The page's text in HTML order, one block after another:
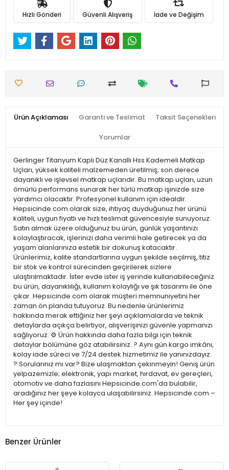
Hızlı Gönderi Güvenli Alışveriş İade ve Değişim
Ürün Açıklaması Garanti ve Teslimat Taksit Seçenekleri
Yorumlar
Gerlinger Titanyum Kaplı Düz Kanallı Hss Kademeli Matkap
Uçları, yüksek kaliteli malzemeden üretilmiş, son derece
dayanıklı ve işlevsel matkap uçlarıdır. Bu matkap uçları, uzun
ömürlü performans sunarak her türlü matkap işinizde size
yardımcı olacaktır. Profesyonel kullanım için idealdir.
Hepsicinde.com olarak size, ihtiyaç duyduğunuz her ürünü
kaliteli, uygun fiyatlı ve hızlı teslimat güvencesiyle sunuyoruz.
Satın almak üzere olduğunuz bu ürün, günlük yaşantınızı
kolaylaştıracak, işlerinizi daha verimli hale getirecek ya da
yaşam alanlarınıza estetik bir dokunuş katacaktır.
Ürünlerimiz, kalite standartlarına uygun şekilde seçilmiş, titiz
bir stok ve kontrol sürecinden geçirilerek sizlere
ulaştırılmaktadır. İster evde ister iş yerinde kullanabileceğiniz
bu ürün, dayanıklılığı, kullanım kolaylığı ve şık tasarımı ile öne
çıkar. Hepsicinde.com olarak müşteri memnuniyetini her
zaman ön planda tutuyoruz. Bu nedenle ürünlerimiz
hakkında merak ettiğiniz her şeyi açıklamalarda ve teknik
detaylarda açıkça belirtiyor, alışverişinizi güvenle yapmanızı
sağlıyoruz. ⚙️ Ürün hakkında daha fazla bilgi için teknik
detaylar bölümüne göz atabilirsiniz. ? Aynı gün kargo imkânı,
kolay iade süreci ve 7/24 destek hizmetimiz ile yanınızdayız.
? Sorularınız mı var? Bize ulaşmaktan çekinmeyin! Geniş ürün
yelpazemizle; elektronik, yapı market, hırdavat, ev gereçleri,
otomotiv ve daha fazlasını Hepsicinde.com'da bulabilir,
aradığınız her şeye kolayca ulaşabilirsiniz. Hepsicinde.com –
Her şey içinde!
Benzer Ürünler